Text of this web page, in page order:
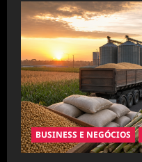
BUSINESS E NEGÓCIOS